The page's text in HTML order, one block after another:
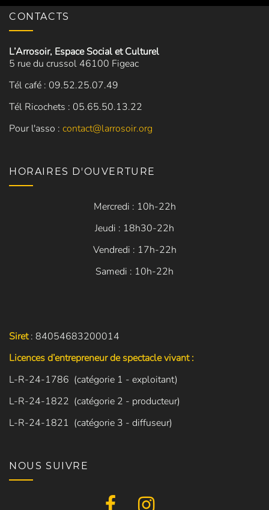
CONTACTS
L’Arrosoir, Espace Social et Culturel
5 rue du crussol 46100 Figeac
Tél café : 09.52.25.07.49
Tél Ricochets : 05.65.50.13.22
Pour l'asso : contact@larrosoir.org
HORAIRES D'OUVERTURE
Mercredi : 10h-22h
Jeudi : 18h30-22h
Vendredi : 17h-22h
Samedi : 10h-22h
Siret: 84054683200014
Licences d’entrepreneur de spectacle vivant :
L-R-24-1786 (catégorie 1 - exploitant)
L-R-24-1822 (catégorie 2 - producteur)
L-R-24-1821 (catégorie 3 - diffuseur)
NOUS SUIVRE